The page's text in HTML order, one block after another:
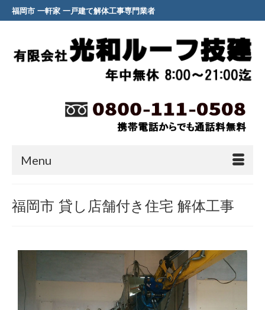
福岡市 一軒家 一戸建て解体工事専門業者
Menu
福岡市 貸し店舗付き住宅 解体工事